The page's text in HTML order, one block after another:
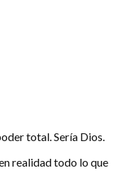
total. Sería Dios.
realidad todo lo que